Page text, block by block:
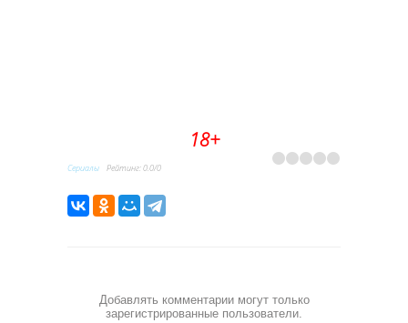
18+
Сериалы Рейтинг:0.0/0
Добавлять комментарии могут только
зарегистрированные пользователи.